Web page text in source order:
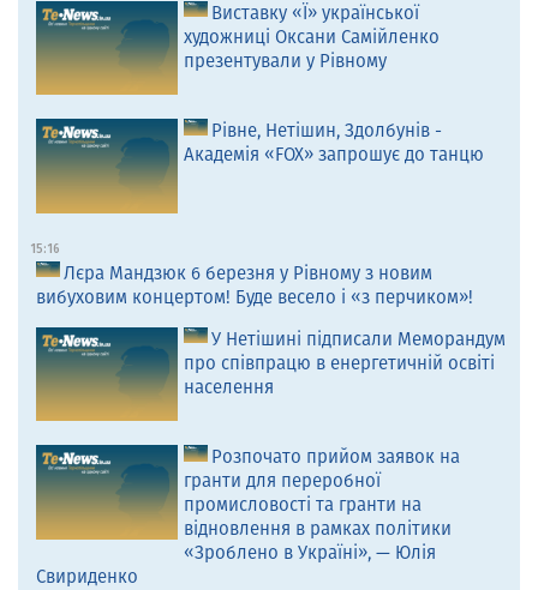
Виставку «Ї» української
художниці Оксани Самійленко
презентували у Рівному
Рівне, Нетішин, Здолбунів -
Академія «FOX» запрошує до танцю
15:16
Лєра Мандзюк 6 березня у Рівному з новим
вибуховим концертом! Буде весело і «з перчиком»!
У Нетішині підписали Меморандум
про співпрацю в енергетичній освіті
населення
Розпочато прийом заявок на
гранти для переробної
промисловості та гранти на
відновлення в рамках політики
«Зроблено в Україні», — Юлія
Свириденко